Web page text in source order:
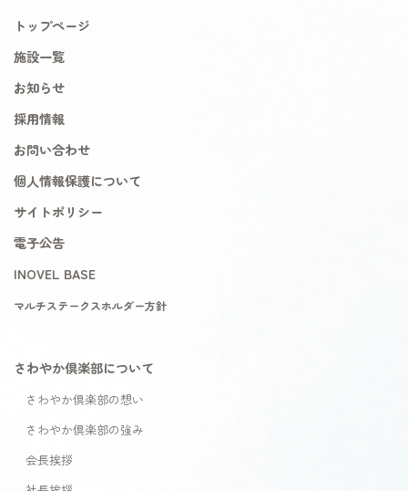
トップページ
施設一覧
お知らせ
採用情報
お問い合わせ
個人情報保護について
サイトポリシー
電子公告
INOVEL BASE
マルチステークスホルダー方針
さわやか倶楽部について
さわやか倶楽部の想い
さわやか倶楽部の強み
会長挨拶